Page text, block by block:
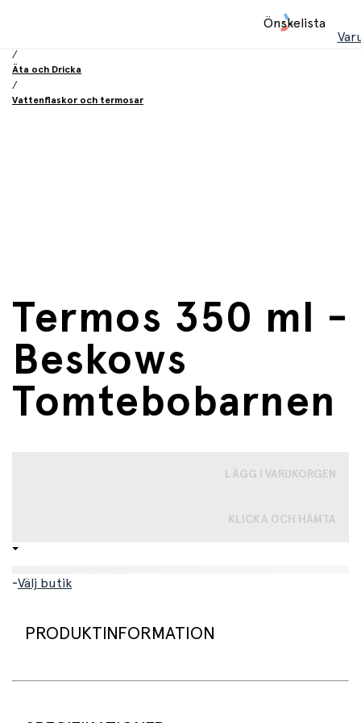
Önskelista
/
Äta och Dricka
/
Vattenflaskor och termosar
Termos 350 ml -
Beskows
Tomtebobarnen
LÄGG I VARUKORGEN
KLICKA OCH HÄMTA
-Välj butik
PRODUKTINFORMATION